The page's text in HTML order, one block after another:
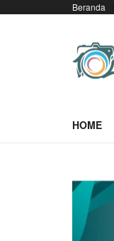
Beranda
HOME